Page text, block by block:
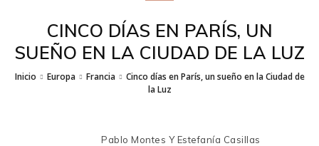
CINCO DÍAS EN PARÍS, UN
SUEÑO EN LA CIUDAD DE LA LUZ
Inicio Europa Francia
Cinco días en París, un sueño en la Ciudad de
la Luz
Pablo Montes Y Estefanía Casillas